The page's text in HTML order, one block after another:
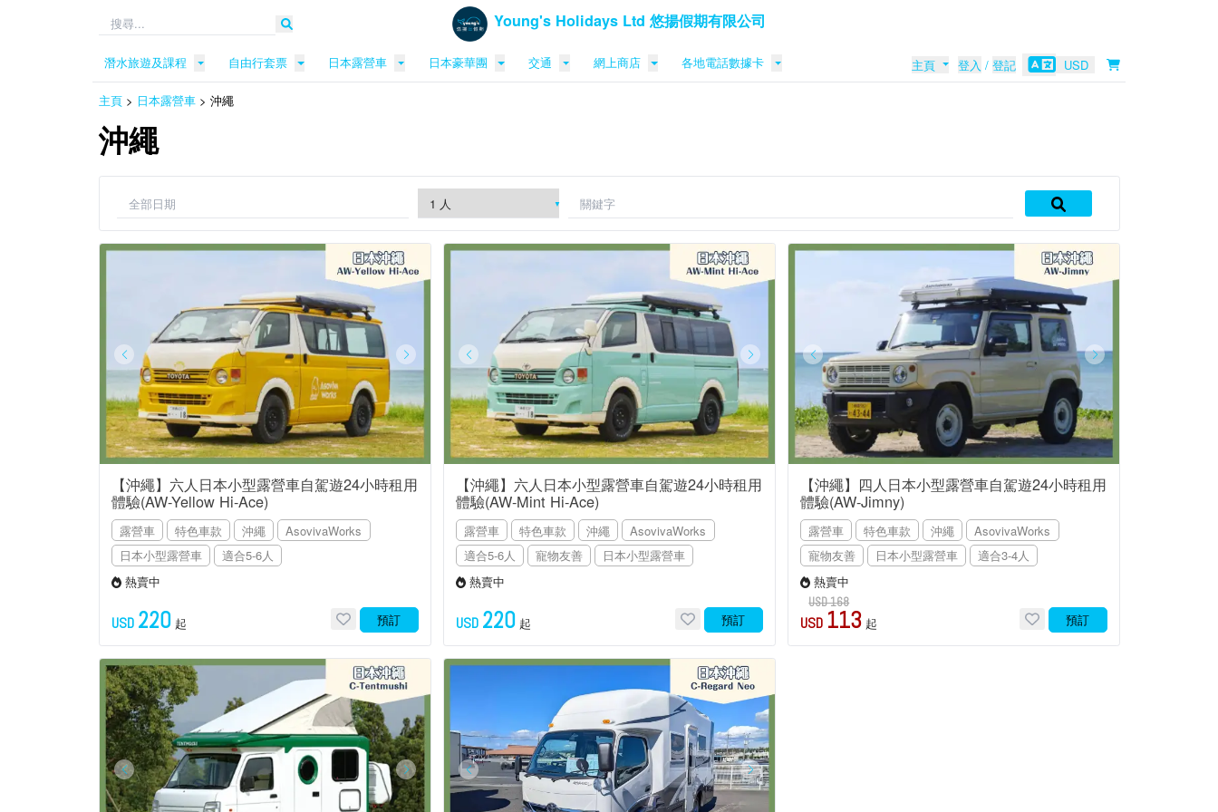
Young's Holidays Ltd 悠揚假期有限公司
主頁 登入 / 登記 USD
潛水旅遊及課程 自由行套票 日本露營車 日本豪華團 交通 網上商店 各地電話數據卡
主頁> 日本露營車> 沖繩
沖繩
【沖繩】六人日本小型露營車自駕遊24小時租用
體驗(AW-Yellow Hi-Ace)
露營車 特色車款 沖繩
AsovivaWorks
日本小型露營車
適合5-6人
熱賣中
USD 220 起 預訂
【沖繩】六人日本小型露營車自駕遊24小時租用
體驗(AW-Mint Hi-Ace)
露營車 特色車款 沖繩
AsovivaWorks
適合5-6人
寵物友善
日本小型露營車
熱賣中
USD 220 起 預訂
【沖繩】四人日本小型露營車自駕遊24小時租用
體驗(AW-Jimny)
露營車 特色車款 沖繩
AsovivaWorks
寵物友善
日本小型露營車
適合3-4人
熱賣中
USD 168
USD 113 起 預訂